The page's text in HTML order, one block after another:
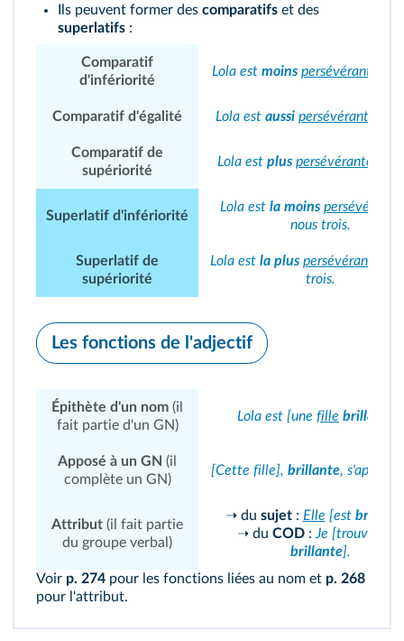
Ils peuvent former des comparatifs et des
superlatifs :
Comparatif
d'infériorité
Lola est moins persévérante
Comparatif d'égalité Lola est aussi persévérante
Comparatif de
supériorité
Lola est plus persévérante
Superlatif d'infériorité
Lola est la moins persévérante
nous trois.
Superlatif de
supériorité
Lola est la plus persévérante
trois.
Les fonctions de l'adjectif
Épithète d'un nom (il
fait partie d'un GN)
Lola est [une fille brillante
Apposé à un GN (il
complète un GN)
[Cette fille], brillante, s'appelle
Attribut (il fait partie
du groupe verbal)
➝ du sujet: Elle [est
➝ du COD : Je [trouve
brillante].
Voir p. 274 pour les fonctions liées au nom et p. 268
pour l'attribut.